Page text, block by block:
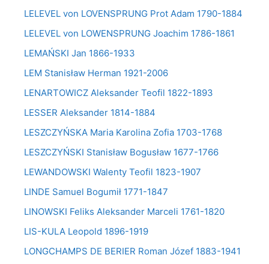
LELEVEL von LOVENSPRUNG Prot Adam 1790-1884
LELEVEL von LOWENSPRUNG Joachim 1786-1861
LEMAŃSKI Jan 1866-1933
LEM Stanisław Herman 1921-2006
LENARTOWICZ Aleksander Teofil 1822-1893
LESSER Aleksander 1814-1884
LESZCZYŃSKA Maria Karolina Zofia 1703-1768
LESZCZYŃSKI Stanisław Bogusław 1677-1766
LEWANDOWSKI Walenty Teofil 1823-1907
LINDE Samuel Bogumił 1771-1847
LINOWSKI Feliks Aleksander Marceli 1761-1820
LIS-KULA Leopold 1896-1919
LONGCHAMPS DE BERIER Roman Józef 1883-1941